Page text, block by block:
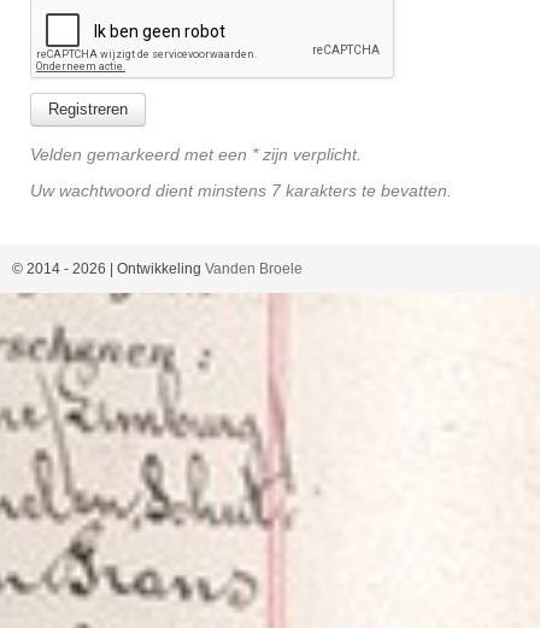
Velden gemarkeerd met een * zijn verplicht.
Uw wachtwoord dient minstens 7 karakters te bevatten.
© 2014 - 2026 | Ontwikkeling Vanden Broele